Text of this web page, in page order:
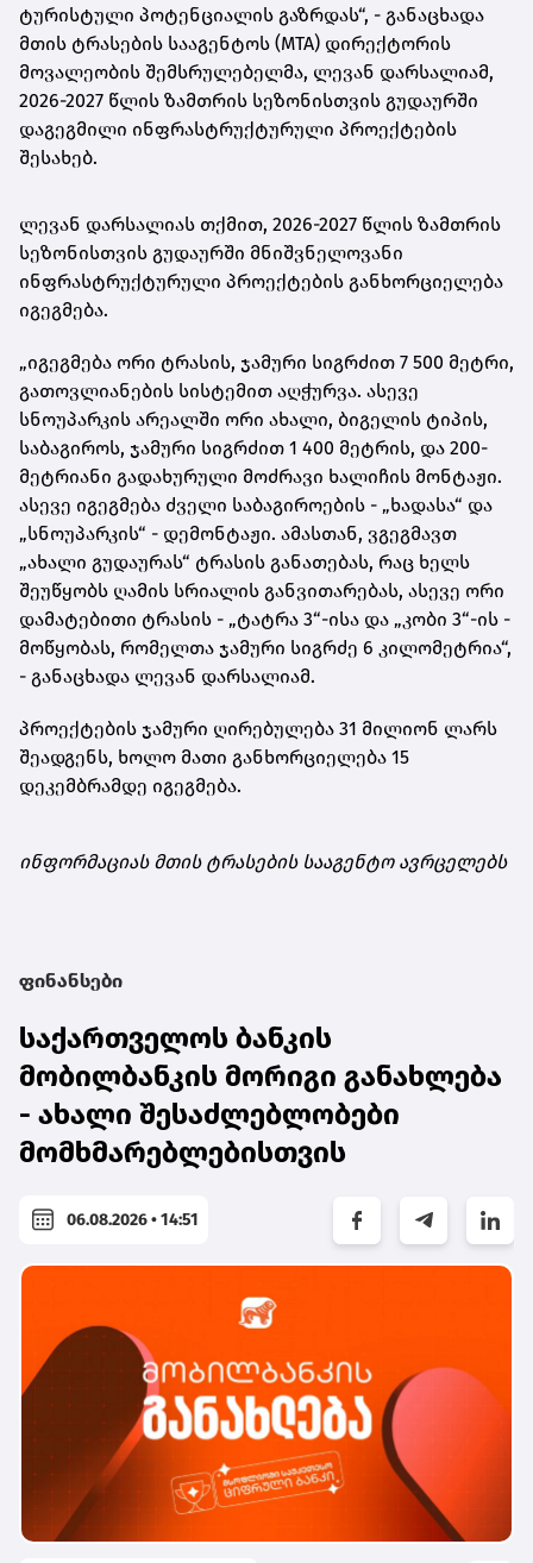
ტურისტული პოტენციალის გაზრდას“, - განაცხადა
მთის ტრასების სააგენტოს (MTA) დირექტორის
მოვალეობის შემსრულებელმა, ლევან დარსალიამ,
2026-2027 წლის ზამთრის სეზონისთვის გუდაურში
დაგეგმილი ინფრასტრუქტურული პროექტების
შესახებ.
ლევან დარსალიას თქმით, 2026-2027 წლის ზამთრის
სეზონისთვის გუდაურში მნიშვნელოვანი
ინფრასტრუქტურული პროექტების განხორციელება
იგეგმება.
„იგეგმება ორი ტრასის, ჯამური სიგრძით 7 500 მეტრი,
გათოვლიანების სისტემით აღჭურვა. ასევე
სნოუპარკის არეალში ორი ახალი, ბიგელის ტიპის,
საბაგიროს, ჯამური სიგრძით 1 400 მეტრის, და 200-
მეტრიანი გადახურული მოძრავი ხალიჩის მონტაჟი.
ასევე იგეგმება ძველი საბაგიროების - „ხადასა“ და
„სნოუპარკის“ - დემონტაჟი. ამასთან, ვგეგმავთ
„ახალი გუდაურას“ ტრასის განათებას, რაც ხელს
შეუწყობს ღამის სრიალის განვითარებას, ასევე ორი
დამატებითი ტრასის - „ტატრა 3“-ისა და „კობი 3“-ის -
მოწყობას, რომელთა ჯამური სიგრძე 6 კილომეტრია“,
- განაცხადა ლევან დარსალიამ.
პროექტების ჯამური ღირებულება 31 მილიონ ლარს
შეადგენს, ხოლო მათი განხორციელება 15
დეკემბრამდე იგეგმება.
ინფორმაციას მთის ტრასების სააგენტო ავრცელებს
ფინანსები
საქართველოს ბანკის
მობილბანკის მორიგი განახლება
- ახალი შესაძლებლობები
მომხმარებლებისთვის
06.08.2026 • 14:51